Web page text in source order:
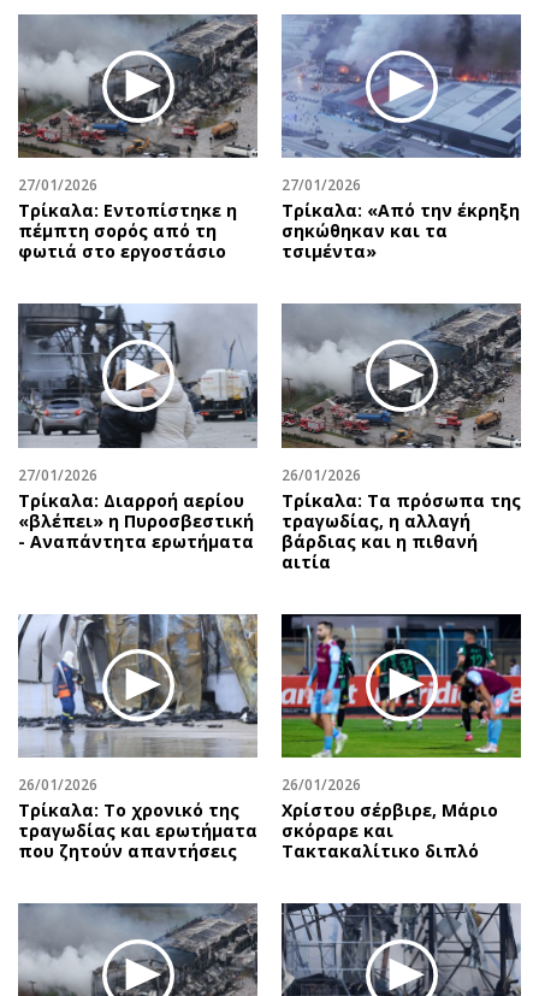
27/01/2026
Τρίκαλα: Εντοπίστηκε η
πέμπτη σορός από τη
φωτιά στο εργοστάσιο
27/01/2026
Τρίκαλα: «Από την έκρηξη
σηκώθηκαν και τα
τσιμέντα»
27/01/2026
Τρίκαλα: Διαρροή αερίου
«βλέπει» η Πυροσβεστική
- Αναπάντητα ερωτήματα
26/01/2026
Τρίκαλα: Τα πρόσωπα της
τραγωδίας, η αλλαγή
βάρδιας και η πιθανή
αιτία
26/01/2026
Τρίκαλα: Το χρονικό της
τραγωδίας και ερωτήματα
που ζητούν απαντήσεις
26/01/2026
Χρίστου σέρβιρε, Μάριο
σκόραρε και
Τακτακαλίτικο διπλό